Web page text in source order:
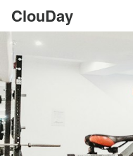
ClouDay